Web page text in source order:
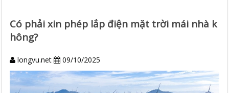
Có phải xin phép lắp điện mặt trời mái nhà k
hông?
longvu.net 09/10/2025